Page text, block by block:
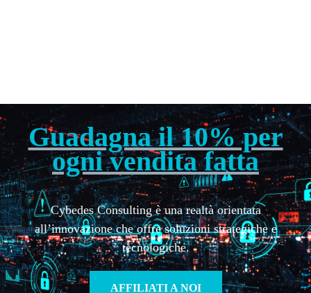
Guadagna il 10% per
ogni vendita fatta
Cybedes Consulting è una realtà orientata
all’innovazione che offre soluzioni strategiche e
tecnologiche.
AFFILIATI A NOI